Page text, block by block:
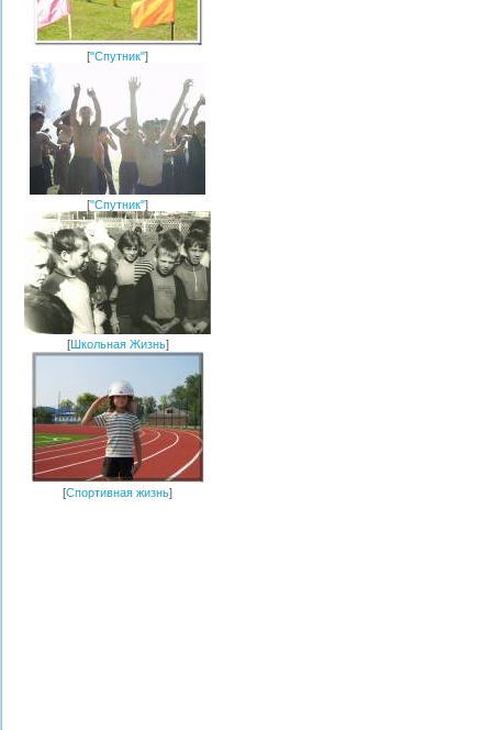
["Спутник"]
["Спутник"]
[Школьная Жизнь]
[Спортивная жизнь]